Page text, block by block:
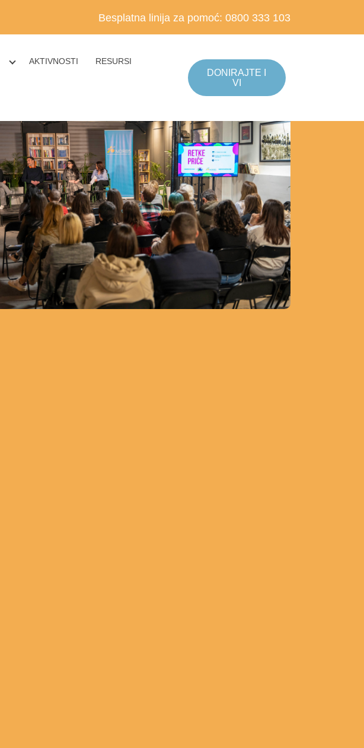
Besplatna linija za pomoć: 0800 333 103
AKTIVNOSTI RESURSI
DONIRAJTE I
VI